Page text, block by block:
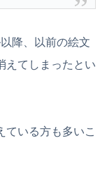
降、以前の絵文
えてしまったとい
ている方も多いこ